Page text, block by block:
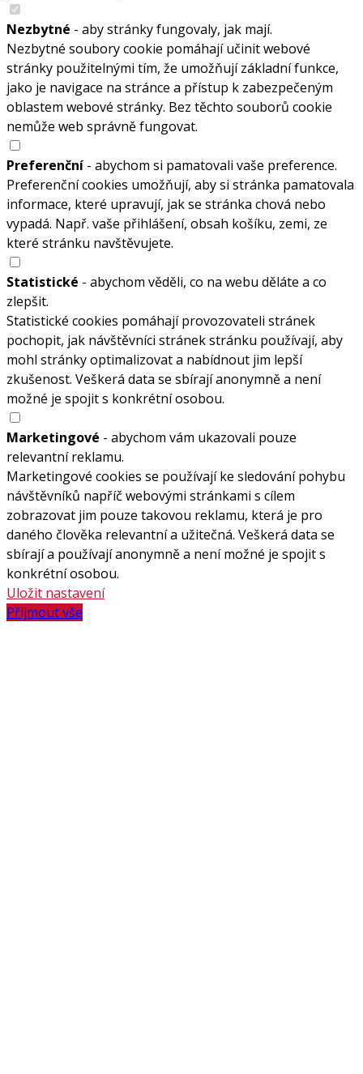
Nezbytné - aby stránky fungovaly, jak mají.
Nezbytné soubory cookie pomáhají učinit webové
stránky použitelnými tím, že umožňují základní funkce,
jako je navigace na stránce a přístup k zabezpečeným
oblastem webové stránky. Bez těchto souborů cookie
nemůže web správně fungovat.
Preferenční - abychom si pamatovali vaše preference.
Preferenční cookies umožňují, aby si stránka pamatovala
informace, které upravují, jak se stránka chová nebo
vypadá. Např. vaše přihlášení, obsah košíku, zemi, ze
které stránku navštěvujete.
Statistické - abychom věděli, co na webu děláte a co
zlepšit.
Statistické cookies pomáhají provozovateli stránek
pochopit, jak návštěvníci stránek stránku používají, aby
mohl stránky optimalizovat a nabídnout jim lepší
zkušenost. Veškerá data se sbírají anonymně a není
možné je spojit s konkrétní osobou.
Marketingové - abychom vám ukazovali pouze
relevantní reklamu.
Marketingové cookies se používají ke sledování pohybu
návštěvníků napříč webovými stránkami s cílem
zobrazovat jim pouze takovou reklamu, která je pro
daného člověka relevantní a užitečná. Veškerá data se
sbírají a používají anonymně a není možné je spojit s
konkrétní osobou.
Uložit nastavení
Přijmout vše